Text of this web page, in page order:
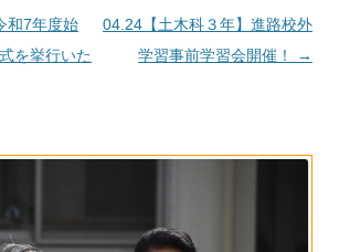
和7年度始
を挙行いた
04.24【土木科３年】進路校外
学習事前学習会開催！
→